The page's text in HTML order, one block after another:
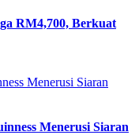
RM4,700, Berkuat
Menerusi Siaran
Menerusi Siaran